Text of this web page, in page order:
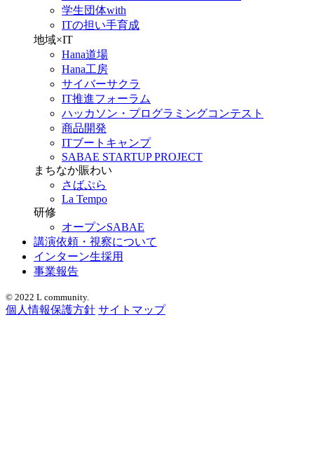
学生団体with
ITの担い手育成
地域×IT
Hana道場
Hana工房
サイバーサクラ
IT推進フォーラム
ハッカソン・プログラミングコンテスト
商品開発
ITブートキャンプ
SABAE STARTUP PROJECT
まちなか賑わい
さばぷら
La Tempo
研修
オープンSABAE
講演依頼・視察について
インターン生採用
事業報告
© 2022 L community.
個人情報保護方針 サイトマップ